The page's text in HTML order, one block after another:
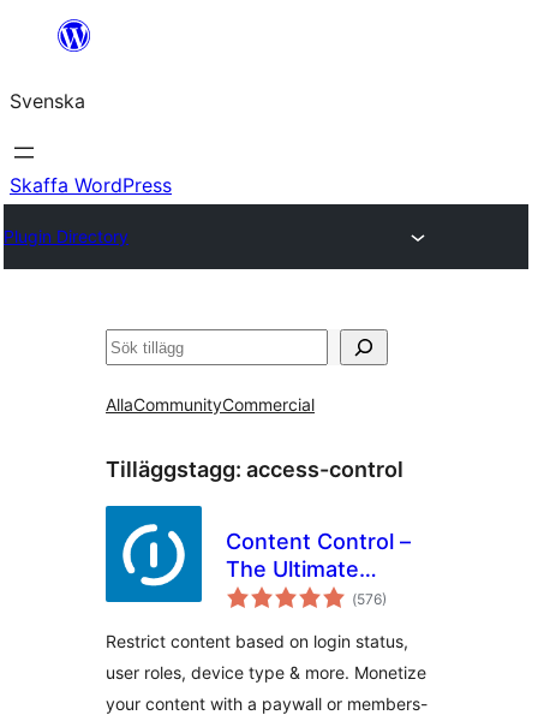
Hoppa
innehåll
Svenska
Skaffa WordPress
Plugin Directory
Sök
AllaCommunityCommercial
Tilläggstagg: access-control
Content Control –
The Ultimate
Content Restriction
Content, Create
Conditional Blocks
& More
(Totalt
antal
576)
Restrict content based on login status,
user roles, device type & more. Monetize
your content with a paywall or members-